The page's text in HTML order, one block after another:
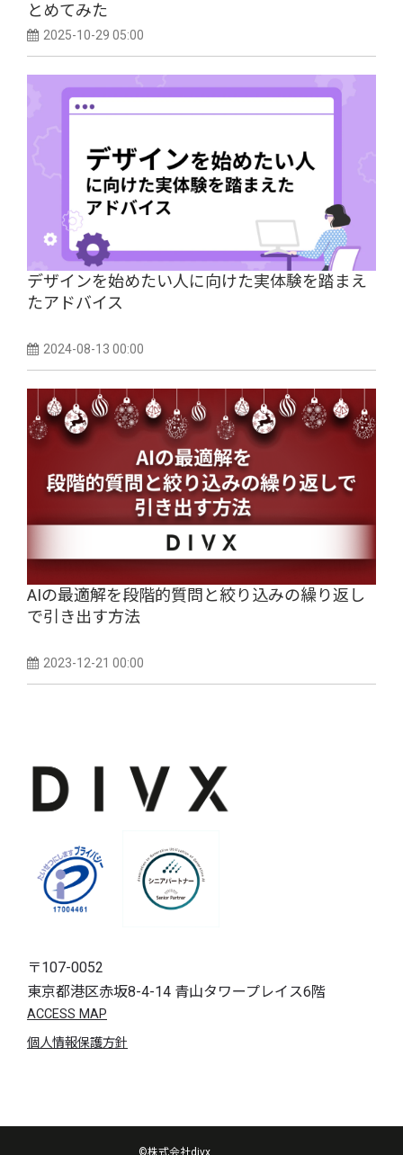
とめてみた
2025-10-29 05:00
デザインを始めたい人に向けた実体験を踏まえ
たアドバイス
2024-08-13 00:00
AIの最適解を段階的質問と絞り込みの繰り返し
で引き出す方法
2023-12-21 00:00
〒107-0052
東京都港区赤坂8-4-14 青山タワープレイス6階
ACCESS MAP
個人情報保護方針
©株式会社divx